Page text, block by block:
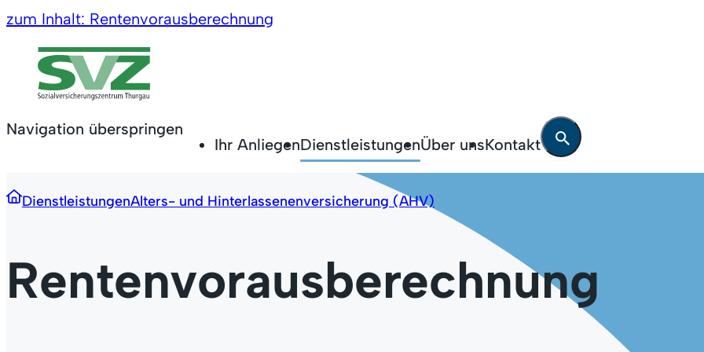
zum Inhalt: Rentenvorausberechnung
Navigation überspringen
Ihr AnliegenDienstleistungenÜber unsKontakt
Privatpersonen
Altersrente
Militär /
Partnerschaft und Heirat Ausbildung und
Auslandaufenthalt
DienstleistungenAlters- und Hinterlassenenversicherung (AHV)
Rentenvorausberechnung